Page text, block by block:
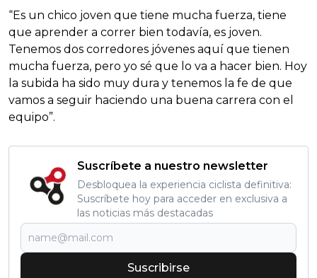
“Es un chico joven que tiene mucha fuerza, tiene
que aprender a correr bien todavía, es joven.
Tenemos dos corredores jóvenes aquí que tienen
mucha fuerza, pero yo sé que lo va a hacer bien. Hoy
la subida ha sido muy dura y tenemos la fe de que
vamos a seguir haciendo una buena carrera con el
equipo”.
Suscríbete a nuestro newsletter
Desbloquea la experiencia ciclista definitiva:
Suscríbete hoy para acceder en exclusiva a
las noticias más destacadas
Suscribirse